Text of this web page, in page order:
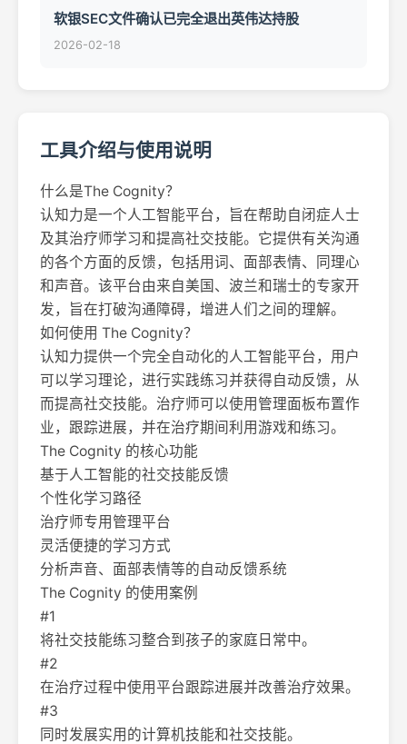
软银SEC文件确认已完全退出英伟达持股
2026-02-18
工具介绍与使用说明
什么是The Cognity？
认知力是一个人工智能平台，旨在帮助自闭症人士
及其治疗师学习和提高社交技能。它提供有关沟通
的各个方面的反馈，包括用词、面部表情、同理心
和声音。该平台由来自美国、波兰和瑞士的专家开
发，旨在打破沟通障碍，增进人们之间的理解。
如何使用 The Cognity？
认知力提供一个完全自动化的人工智能平台，用户
可以学习理论，进行实践练习并获得自动反馈，从
而提高社交技能。治疗师可以使用管理面板布置作
业，跟踪进展，并在治疗期间利用游戏和练习。
The Cognity 的核心功能
基于人工智能的社交技能反馈
个性化学习路径
治疗师专用管理平台
灵活便捷的学习方式
分析声音、面部表情等的自动反馈系统
The Cognity 的使用案例
#1
将社交技能练习整合到孩子的家庭日常中。
#2
在治疗过程中使用平台跟踪进展并改善治疗效果。
#3
同时发展实用的计算机技能和社交技能。